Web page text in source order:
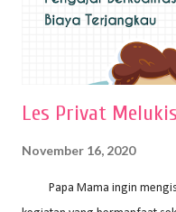
medianya Mem...
Les Privat
November 16, 2020
Papa Mama ingin mengisi